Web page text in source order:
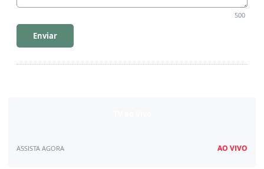
500
Enviar
ASSISTA AGORA AO VIVO